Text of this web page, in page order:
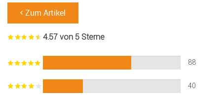
Zum Artikel
4.57 von 5 Sterne
88
40